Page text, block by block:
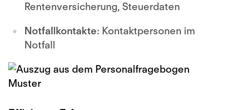
Rentenversicherung, Steuerdaten
Notfallkontakte: Kontaktpersonen im
Notfall